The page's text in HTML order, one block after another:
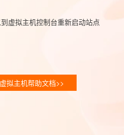
虚拟主机控制台重新启动站点
拟主机帮助文档>>